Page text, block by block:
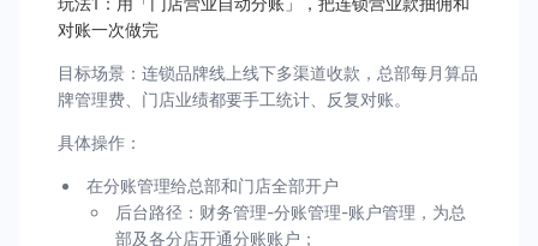
对账一次做完
目标场景：连锁品牌线上线下多渠道收款，总部每月算品
牌管理费、门店业绩都要手工统计、反复对账。
具体操作：
在分账管理给总部和门店全部开户
后台路径：财务管理-分账管理-账户管理，为总
部及各分店开通分账账户；